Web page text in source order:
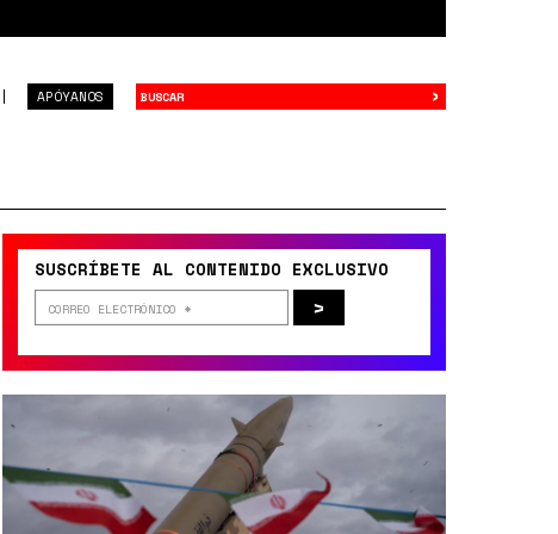
APÓYANOS ›
SUSCRÍBETE AL CONTENIDO EXCLUSIVO
>